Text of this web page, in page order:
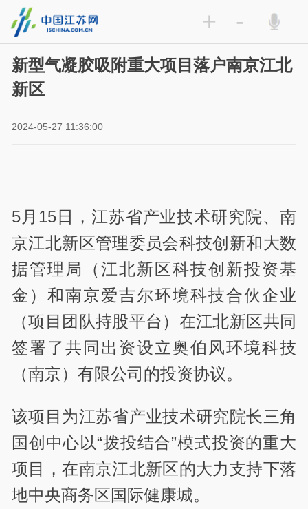
+ -
新型气凝胶吸附重大项目落户南京江北
新区
2024-05-27 11:36:00
5月15日，江苏省产业技术研究院、南
京江北新区管理委员会科技创新和大数
据管理局（江北新区科技创新投资基
金）和南京爱吉尔环境科技合伙企业
（项目团队持股平台）在江北新区共同
签署了共同出资设立奥伯风环境科技
（南京）有限公司的投资协议。
该项目为江苏省产业技术研究院长三角
国创中心以“拨投结合”模式投资的重大
项目，在南京江北新区的大力支持下落
地中央商务区国际健康城。